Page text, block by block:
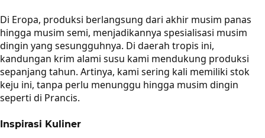
Di Eropa, produksi berlangsung dari akhir musim panas
hingga musim semi, menjadikannya spesialisasi musim
dingin yang sesungguhnya. Di daerah tropis ini,
kandungan krim alami susu kami mendukung produksi
sepanjang tahun. Artinya, kami sering kali memiliki stok
keju ini, tanpa perlu menunggu hingga musim dingin
seperti di Prancis.
Inspirasi Kuliner